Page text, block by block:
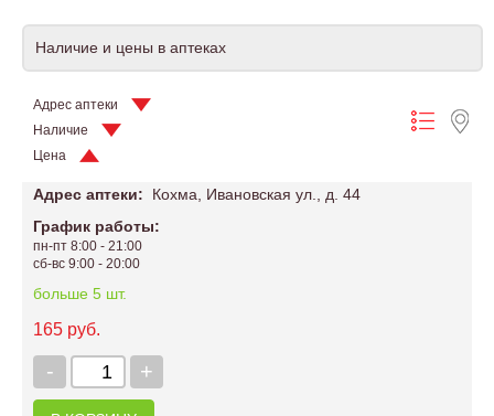
Наличие и цены в аптеках
Адрес аптеки
Наличие
Цена
Адрес аптеки:
Кохма, Ивановская ул., д. 44
График работы:
пн-пт 8:00 - 21:00
сб-вс 9:00 - 20:00
больше 5 шт.
165 руб.
+
-